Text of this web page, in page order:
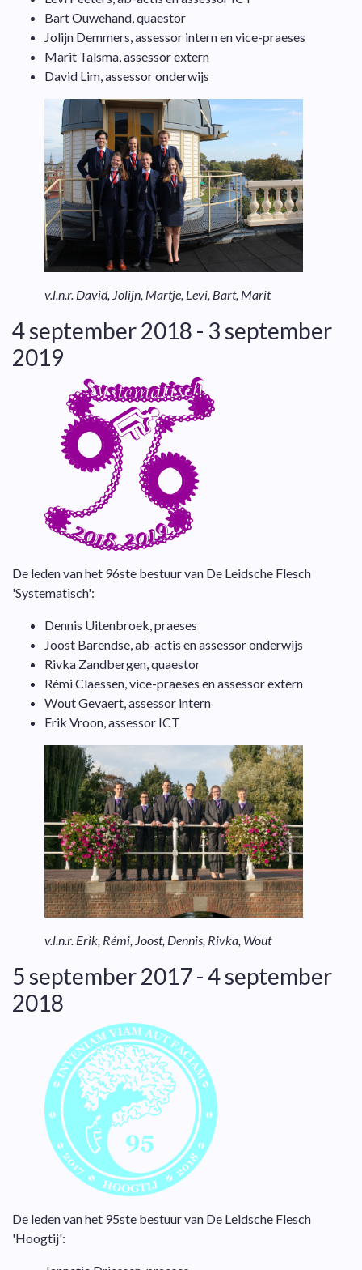
Bart Ouwehand, quaestor
Jolijn Demmers, assessor intern en vice-praeses
Marit Talsma, assessor extern
David Lim, assessor onderwijs
v.l.n.r. David, Jolijn, Martje, Levi, Bart, Marit
4 september 2018 - 3 september
2019
De leden van het 96ste bestuur van De Leidsche Flesch
'Systematisch':
Dennis Uitenbroek, praeses
Joost Barendse, ab-actis en assessor onderwijs
Rivka Zandbergen, quaestor
Rémi Claessen, vice-praeses en assessorextern
Wout Gevaert, assessor intern
Erik Vroon, assessor ICT
v.l.n.r. Erik, Rémi, Joost, Dennis, Rivka, Wout
5 september 2017 - 4 september
2018
De leden van het 95ste bestuur van De Leidsche Flesch
'Hoogtij':